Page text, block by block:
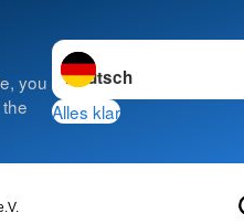
you
Sprache wechseln zu
Alles klar